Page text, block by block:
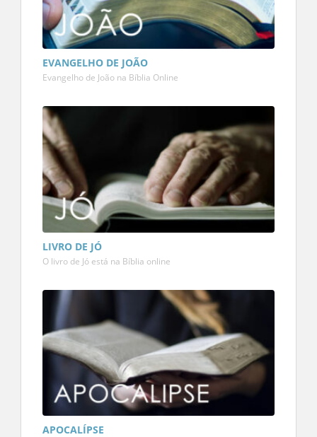
EVANGELHO DE JOÃO
Evangelho de João na Bíblia Online
LIVRO DE JÓ
O livro de Jó está na Bíblia online
APOCALÍPSE